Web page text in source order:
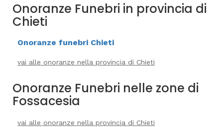
Onoranze Funebri in provincia di
Chieti
Onoranze funebri Chieti
vai alle onoranze nella provincia di Chieti
Onoranze Funebri nelle zone di
Fossacesia
vai alle onoranze nella provincia di Chieti